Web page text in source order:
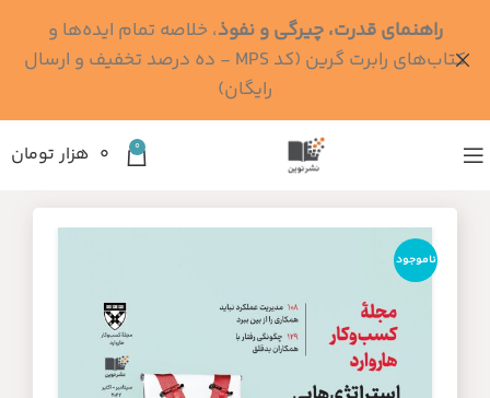
0 ۰ هزار تومان
ناموجود
راهنمای قدرت، چیرگی و نفوذ، خلاصه تمام ایده‌ها و
کتاب‌های رابرت گرین (کد MPS - ده درصد تخفیف و ارسال
رایگان)